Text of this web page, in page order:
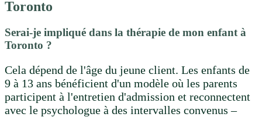
Toronto
Serai-je impliqué dans la thérapie de mon enfant à
Toronto ?
Cela dépend de l'âge du jeune client. Les enfants de
9 à 13 ans bénéficient d'un modèle où les parents
participent à l'entretien d'admission et reconnectent
avec le psychologue à des intervalles convenus –